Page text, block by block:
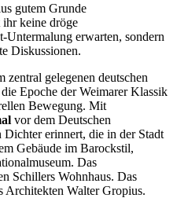
gutem Grunde
keine dröge
Untermalung erwarten, sondern
Diskussionen.
zentral gelegenen deutschen
Epoche der Weimarer Klassik
Bewegung. Mit
vor dem Deutschen
erinnert, die in der Stadt
Gebäude im Barockstil,
Das
Schillers Wohnhaus. Das
Architekten Walter Gropius.